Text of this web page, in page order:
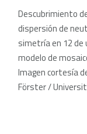
Descubrimiento
dispersión de
simetría en 12 de
modelo de
Imagen cortesía
Förster /